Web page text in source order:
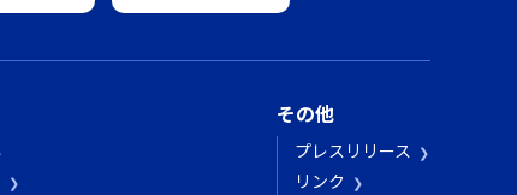
その他
プレスリリース
リンク